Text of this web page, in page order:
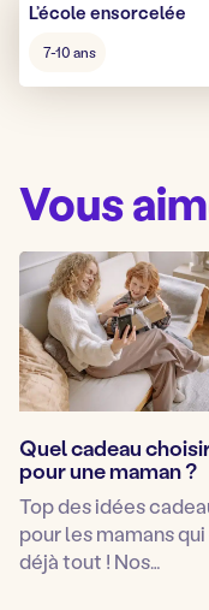
L’école ensorcelée
pour
7-10 ans
Vous
Quel cadeau
pour une maman ?
Top des idées
pour les mamans
déjà tout ! Nos…